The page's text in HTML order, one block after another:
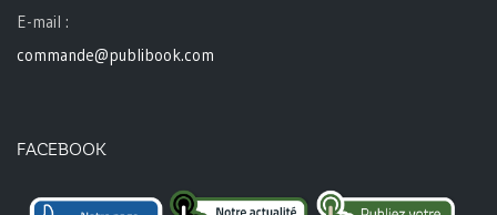
E-mail :
commande@publibook.com
FACEBOOK